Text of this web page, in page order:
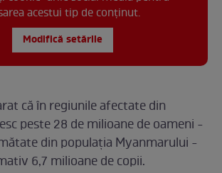
acestui tip de conținut.
Modifică setările
că în regiunile afectate din
peste 28 de milioane de oameni -
din populația Myanmarului -
6,7 milioane de copii.